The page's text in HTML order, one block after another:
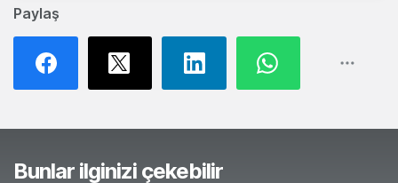
Paylaş
Bunlar ilginizi çekebilir